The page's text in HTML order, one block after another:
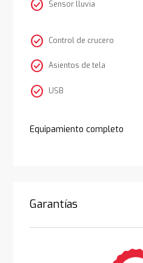
check_circle Sensor lluvia
check_circle Control de crucero
check_circle Asientos de tela
check_circle USB
Equipamiento completo
Garantías